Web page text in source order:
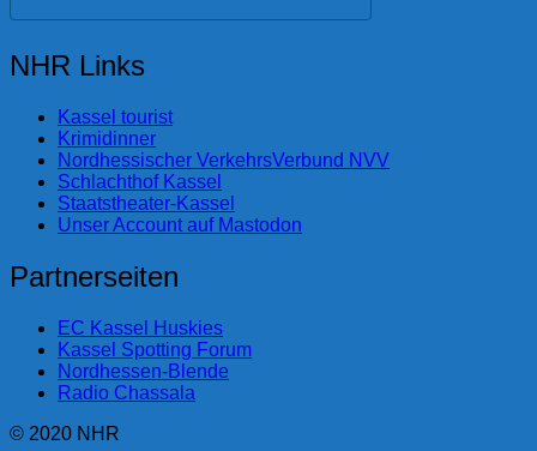
NHR Links
Kassel tourist
Krimidinner
Nordhessischer VerkehrsVerbund NVV
Schlachthof Kassel
Staatstheater-Kassel
Unser Account auf Mastodon
Partnerseiten
EC Kassel Huskies
Kassel Spotting Forum
Nordhessen-Blende
Radio Chassala
© 2020 NHR